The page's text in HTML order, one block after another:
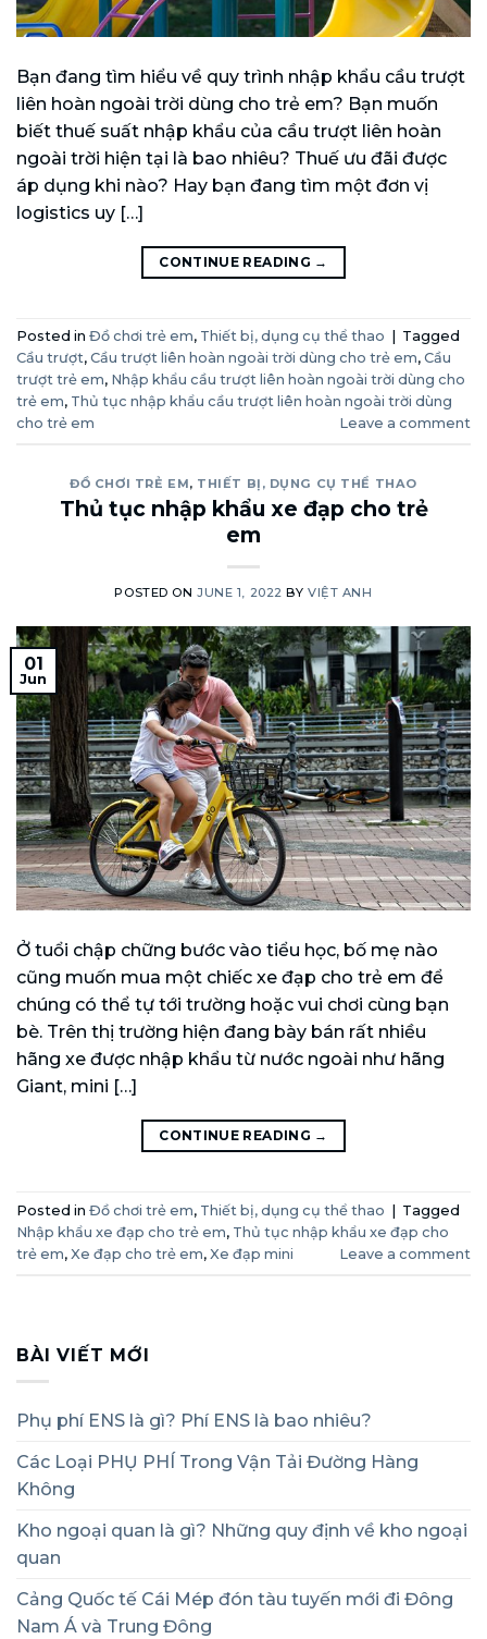
Bạn đang tìm hiểu về quy trình nhập khẩu cầu trượt
liên hoàn ngoài trời dùng cho trẻ em? Bạn muốn
biết thuế suất nhập khẩu của cầu trượt liên hoàn
ngoài trời hiện tại là bao nhiêu? Thuế ưu đãi được
áp dụng khi nào? Hay bạn đang tìm một đơn vị
logistics uy […]
CONTINUE READING →
Posted in Đồ chơi trẻ em, Thiết bị, dụng cụ thể thao
Tagged
Cầu trượt, Cầu trượt liên hoàn ngoài trời dùng cho trẻ em, Cầu
trượt trẻ em, Nhập khẩu cầu trượt liên hoàn ngoài trời dùng cho
trẻ em, Thủ tục nhập khẩu cầu trượt liên hoàn ngoài trời dùng
cho trẻ em
Leave a comment
ĐỒ CHƠI TRẺ EM, THIẾT BỊ, DỤNG CỤ THỂ THAO
Thủ tục nhập khẩu xe đạp cho trẻ
em
POSTED ONJUNE 1, 2022 BYVIỆT ANH
01
Jun
Ở tuổi chập chững bước vào tiểu học, bố mẹ nào
cũng muốn mua một chiếc xe đạp cho trẻ em để
chúng có thể tự tới trường hoặc vui chơi cùng bạn
bè. Trên thị trường hiện đang bày bán rất nhiều
hãng xe được nhập khẩu từ nước ngoài như hãng
Giant, mini […]
CONTINUE READING →
Posted in Đồ chơi trẻ em, Thiết bị, dụng cụ thể thao
Tagged
Nhập khẩu xe đạp cho trẻ em, Thủ tục nhập khẩu xe đạp cho
trẻ em, Xe đạp cho trẻ em, Xe đạp mini Leave a comment
BÀI VIẾT MỚI
Phụ phí ENS là gì? Phí ENS là bao nhiêu?
Các Loại PHỤ PHÍ Trong Vận Tải Đường Hàng
Không
Kho ngoại quan là gì? Những quy định về kho ngoại
quan
Cảng Quốc tế Cái Mép đón tàu tuyến mới đi Đông
Nam Á và Trung Đông